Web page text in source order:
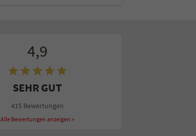
4,9
SEHR GUT
415 Bewertungen
Alle Bewertungen anzeigen >